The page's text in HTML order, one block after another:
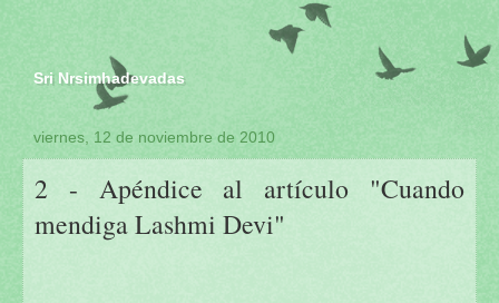
Sri Nrsimhadevadas
viernes, 12 de noviembre de 2010
2 - Apéndice al artículo "Cuando
mendiga Lashmi Devi"